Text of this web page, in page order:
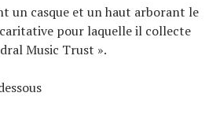
un casque et un haut arborant le
pour laquelle il collecte
Music Trust ».